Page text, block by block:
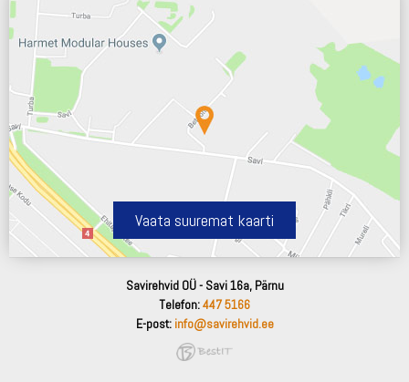
Vaata suuremat kaarti
Savirehvid OÜ - Savi 16a, Pärnu
Telefon:447 5166
E-post: info@savirehvid.ee